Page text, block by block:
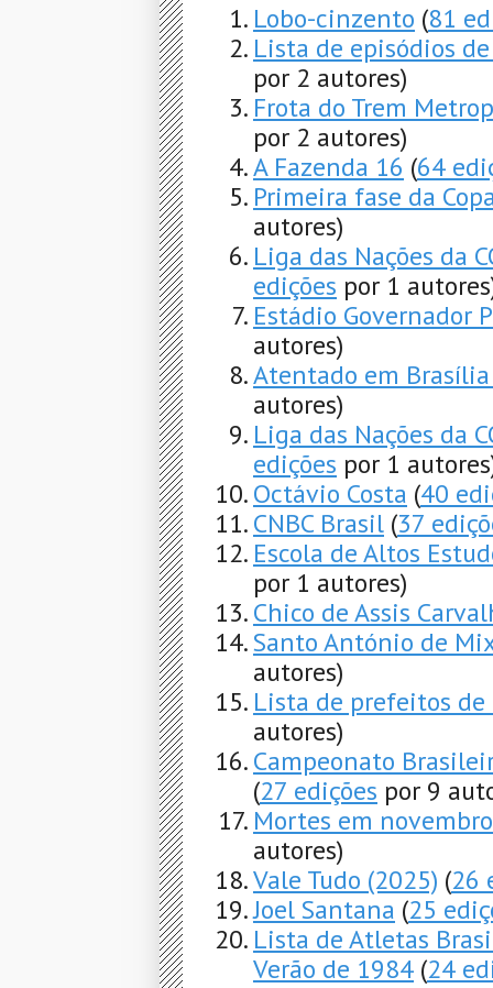
Lobo-cinzento (81
Lista de episódios
por 2 autores)
Frota do Trem
por 2 autores)
A Fazenda 16 (64
Primeira fase da
autores)
Liga das Nações da
edições por 1
Estádio Governador
autores)
Atentado em
autores)
Liga das Nações da
edições por 1
Octávio Costa (40
CNBC Brasil (37
Escola de Altos
por 1 autores)
Chico de Assis
Santo António de
autores)
Lista de prefeitos de
autores)
Campeonato
(27 edições por 9
Mortes em
autores)
Vale Tudo (2025) (26
Joel Santana (25
Lista de Atletas
Verão de 1984 (24